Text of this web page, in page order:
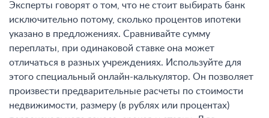
Эксперты говорят о том, что не стоит выбирать банк
исключительно потому, сколько процентов ипотеки
указано в предложениях. Сравнивайте сумму
переплаты, при одинаковой ставке она может
отличаться в разных учреждениях. Используйте для
этого специальный онлайн-калькулятор. Он позволяет
произвести предварительные расчеты по стоимости
недвижимости, размеру (в рублях или процентах)